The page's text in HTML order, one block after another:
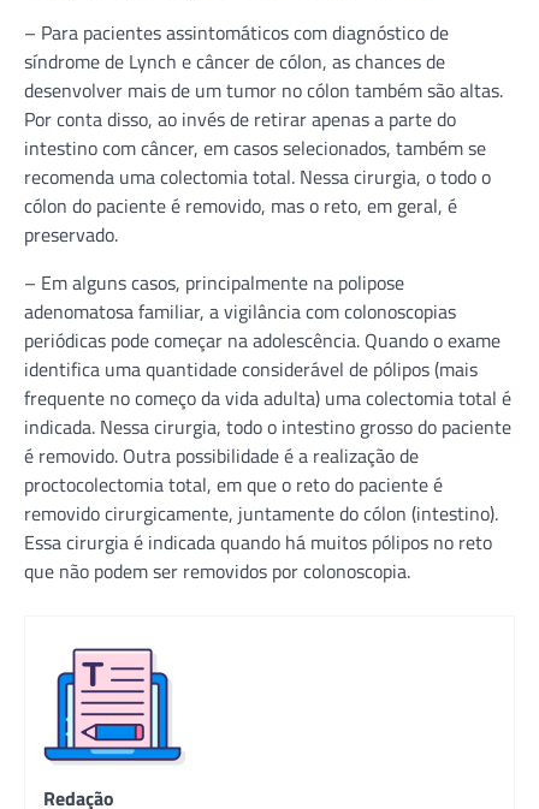
– Para pacientes assintomáticos com diagnóstico de
síndrome de Lynch e câncer de cólon, as chances de
desenvolver mais de um tumor no cólon também são altas.
Por conta disso, ao invés de retirar apenas a parte do
intestino com câncer, em casos selecionados, também se
recomenda uma colectomia total. Nessa cirurgia, o todo o
cólon do paciente é removido, mas o reto, em geral, é
preservado.
– Em alguns casos, principalmente na polipose
adenomatosa familiar, a vigilância com colonoscopias
periódicas pode começar na adolescência. Quando o exame
identifica uma quantidade considerável de pólipos (mais
frequente no começo da vida adulta) uma colectomia total é
indicada. Nessa cirurgia, todo o intestino grosso do paciente
é removido. Outra possibilidade é a realização de
proctocolectomia total, em que o reto do paciente é
removido cirurgicamente, juntamente do cólon (intestino).
Essa cirurgia é indicada quando há muitos pólipos no reto
que não podem ser removidos por colonoscopia.
Redação